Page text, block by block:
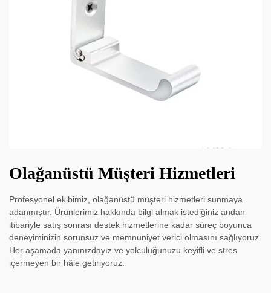
Olağanüstü Müşteri Hizmetleri
Profesyonel ekibimiz, olağanüstü müşteri hizmetleri sunmaya
adanmıştır. Ürünlerimiz hakkında bilgi almak istediğiniz andan
itibariyle satış sonrası destek hizmetlerine kadar süreç boyunca
deneyiminizin sorunsuz ve memnuniyet verici olmasını sağlıyoruz.
Her aşamada yanınızdayız ve yolculuğunuzu keyifli ve stres
içermeyen bir hâle getiriyoruz.